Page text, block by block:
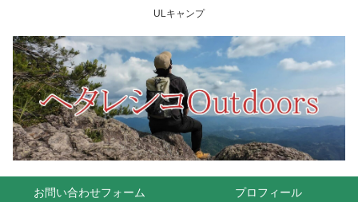
ULキャンプ
お問い合わせフォーム プロフィール